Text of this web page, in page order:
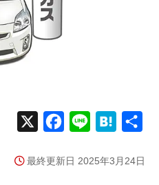
c
n
t
最終更新日 2025年3月24日